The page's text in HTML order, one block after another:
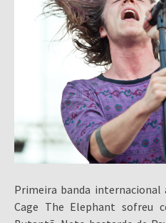
Primeira banda
Cage The Elephant sofreu